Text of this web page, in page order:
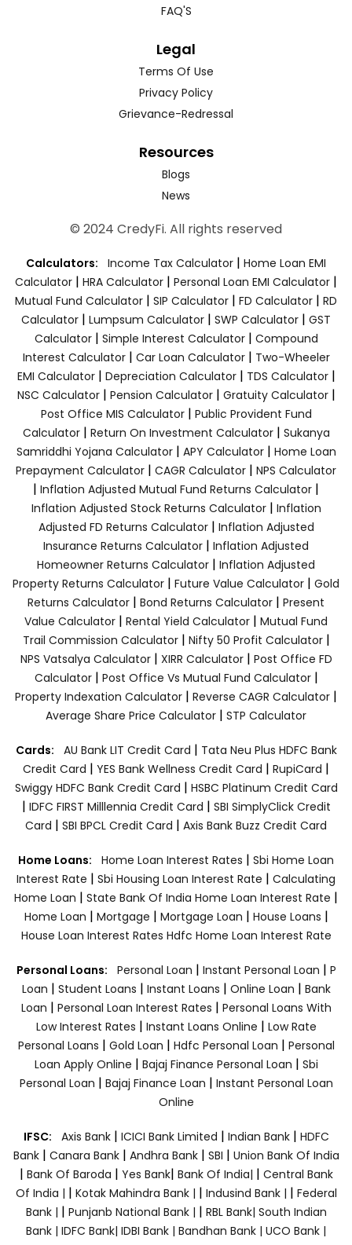
FAQ'S
Legal
Terms Of Use
Privacy Policy
Grievance-Redressal
Resources
Blogs
News
© 2024 CredyFi. All rights reserved
Calculators: Income Tax Calculator | Home Loan EMI
Calculator | HRA Calculator | Personal Loan EMI Calculator |
Mutual Fund Calculator | SIP Calculator | FD Calculator | RD
Calculator | Lumpsum Calculator | SWP Calculator | GST
Calculator| Simple Interest Calculator| Compound
Interest Calculator| Car Loan Calculator| Two-Wheeler
EMI Calculator| Depreciation Calculator| TDS Calculator|
NSC Calculator| Pension Calculator| Gratuity Calculator|
Post Office MIS Calculator| Public Provident Fund
Calculator| Return On Investment Calculator| Sukanya
Samriddhi Yojana Calculator| APY Calculator| Home Loan
Prepayment Calculator | CAGR Calculator | NPS Calculator
| Inflation Adjusted Mutual Fund Returns Calculator |
Inflation Adjusted Stock Returns Calculator| Inflation
Adjusted FD Returns Calculator| Inflation Adjusted
Insurance Returns Calculator | Inflation Adjusted
Homeowner Returns Calculator | Inflation Adjusted
Property Returns Calculator | Future Value Calculator | Gold
Returns Calculator | Bond Returns Calculator | Present
Value Calculator | Rental Yield Calculator | Mutual Fund
Trail Commission Calculator| Nifty 50 Profit Calculator|
NPS Vatsalya Calculator| XIRR Calculator| Post Office FD
Calculator| Post Office Vs Mutual Fund Calculator|
Property Indexation Calculator | Reverse CAGR Calculator |
Average Share Price Calculator | STP Calculator
Cards: AU Bank LIT Credit Card | Tata Neu Plus HDFC Bank
Credit Card | YES Bank Wellness Credit Card | RupiCard |
Swiggy HDFC Bank Credit Card | HSBC Platinum Credit Card
| IDFC FIRST Milllennia Credit Card | SBI SimplyClick Credit
Card | SBI BPCL Credit Card | Axis Bank Buzz Credit Card
Home Loans: Home Loan Interest Rates | Sbi Home Loan
Interest Rate | Sbi Housing Loan Interest Rate | Calculating
Home Loan | State Bank Of India Home Loan Interest Rate |
Home Loan | Mortgage | Mortgage Loan | House Loans |
House Loan Interest Rates Hdfc Home Loan Interest Rate
Personal Loans: Personal Loan | Instant Personal Loan | P
Loan | Student Loans | Instant Loans | Online Loan | Bank
Loan | Personal Loan Interest Rates | Personal Loans With
Low Interest Rates | Instant Loans Online | Low Rate
Personal Loans | Gold Loan | Hdfc Personal Loan | Personal
Loan Apply Online | Bajaj Finance Personal Loan | Sbi
Personal Loan | Bajaj Finance Loan | Instant Personal Loan
Online
IFSC: Axis Bank | ICICI Bank Limited | Indian Bank | HDFC
Bank| Canara Bank | Andhra Bank| SBI | Union Bank Of India
| Bank Of Baroda | Yes Bank| Bank Of India| | Central Bank
Of India | | Kotak Mahindra Bank | | Indusind Bank | | Federal
Bank | | Punjanb National Bank | | RBL Bank| South Indian
Bank | IDFC Bank| IDBI Bank | Bandhan Bank | UCO Bank |